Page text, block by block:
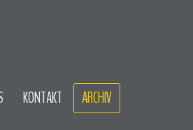
KONTAKT ARCHIV